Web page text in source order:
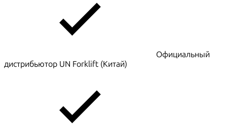
Официальный
дистрибьютор UN Forklift (Китай)